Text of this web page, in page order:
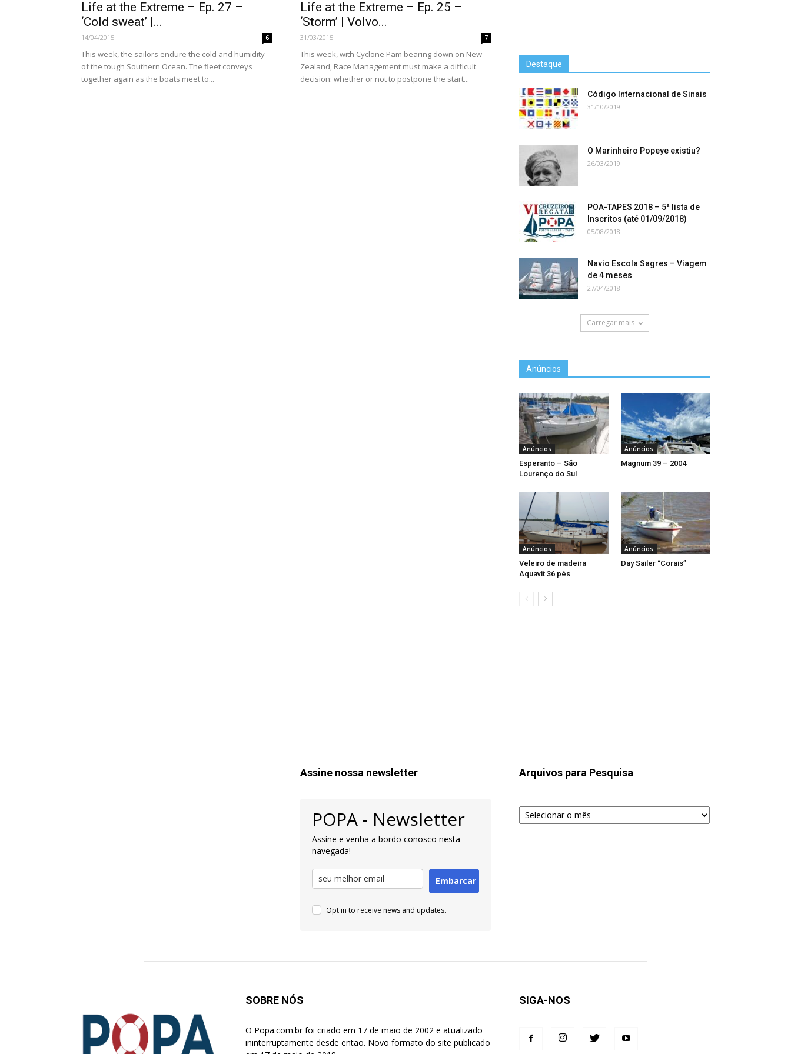
Life at the Extreme – Ep. 27 –
‘Cold sweat’ |...
14/04/2015 6
This week, the sailors endure the cold and humidity
of the tough Southern Ocean. The fleet conveys
together again as the boats meet to...
Life at the Extreme – Ep. 25 –
‘Storm’ | Volvo...
31/03/2015 7
This week, with Cyclone Pam bearing down on New
Zealand, Race Management must make a difficult
decision: whether or not to postpone the start...
Destaque
Código Internacional de Sinais
31/10/2019
O Marinheiro Popeye existiu?
26/03/2019
POA-TAPES 2018 – 5ª lista de
Inscritos (até 01/09/2018)
05/08/2018
Navio Escola Sagres – Viagem
de 4 meses
27/04/2018
Carregar mais
Anúncios
Anúncios
Esperanto – São
Lourenço do Sul
Anúncios
Magnum 39 – 2004
Anúncios
Veleiro de madeira
Aquavit 36 pés
Anúncios
Day Sailer “Corais”
Assine nossa newsletter
POPA - Newsletter
Assine e venha a bordo conosco nesta
navegada!
Embarcar
Opt in to receive news and updates.
Arquivos para Pesquisa
Arquivos
para
SOBRE NÓS
O Popa.com.br foi criado em 17 de maio de 2002 e atualizado
ininterruptamente desde então. Novo formato do site publicado
SIGA-NOS